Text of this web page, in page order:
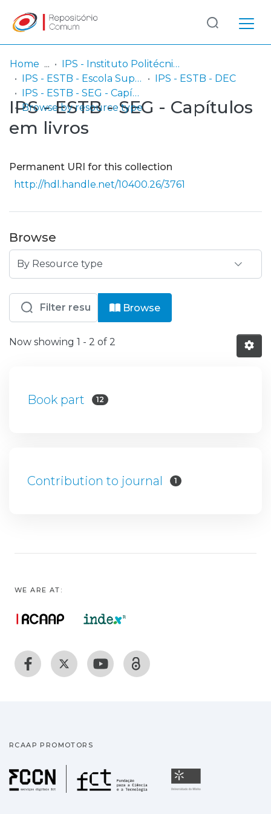
Communities
& Collections
Browse repository
Entities
Log
In
(current)
Home
IPS - Instituto Politécnico de Setúbal
IPS - ESTB - Escola Superior de Tecnologia do Barreiro
IPS - ESTB - DEC
IPS - ESTB - SEG - Capítulos em livros
Browse by resource type
IPS - ESTB - SEG - Capítulos
em livros
Permanent URI for this collection
http://hdl.handle.net/10400.26/3761
Browse
Browsing IPS - ESTB - SEG -
Browse
Now showing 1 - 2 of 2
Book part 12
Contribution to journal 1
WE ARE AT:
RCAAP PROMOTORS
Fundação para a